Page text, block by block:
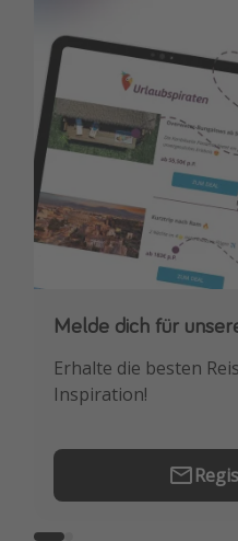
Last Minute Urlaub
Last Minute Urlaub
Melde dich für
Erhalte die besten
Inspiration!
Downloade unsere
Buche die besten
Erstes.